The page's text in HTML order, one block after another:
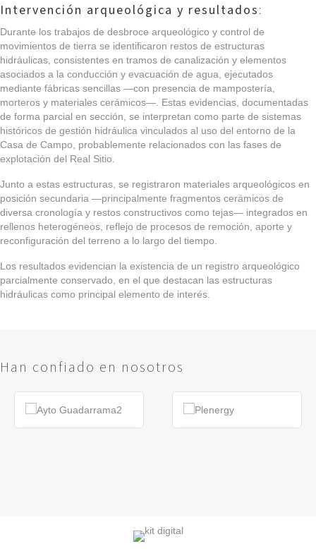
Intervención arqueológica y resultados:
Durante los trabajos de desbroce arqueológico y control de
movimientos de tierra se identificaron restos de estructuras
hidráulicas , consistentes en tramos de canalización y elementos
asociados a la conducción y evacuación de agua, ejecutados
mediante fábricas sencillas —con presencia de mampostería,
morteros y materiales cerámicos—. Estas evidencias, documentadas
de forma parcial en sección, se interpretan como parte de sistemas
históricos de gestión hidráulica vinculados al uso del entorno de la
Casa de Campo, probablemente relacionados con las fases de
explotación del Real Sitio.
Junto a estas estructuras, se registraron materiales arqueológicos en
posición secundaria —principalmente fragmentos cerámicos de
diversa cronología y restos constructivos como tejas— integrados en
rellenos heterogéneos, reflejo de procesos de remoción, aporte y
reconfiguración del terreno a lo largo del tiempo.
Los resultados evidencian la existencia de un registro arqueológico
parcialmente conservado, en el que destacan las estructuras
hidráulicas como principal elemento de interés.
Han confiado en nosotros